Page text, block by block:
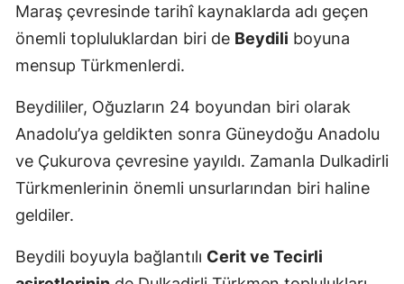
Maraş çevresinde tarihî kaynaklarda adı geçen
önemli topluluklardan biri de Beydili boyuna
mensup Türkmenlerdi.
Beydililer, Oğuzların 24 boyundan biri olarak
Anadolu’ya geldikten sonra Güneydoğu Anadolu
ve Çukurova çevresine yayıldı. Zamanla Dulkadirli
Türkmenlerinin önemli unsurlarından biri haline
geldiler.
Beydili boyuyla bağlantılı Cerit ve Tecirli